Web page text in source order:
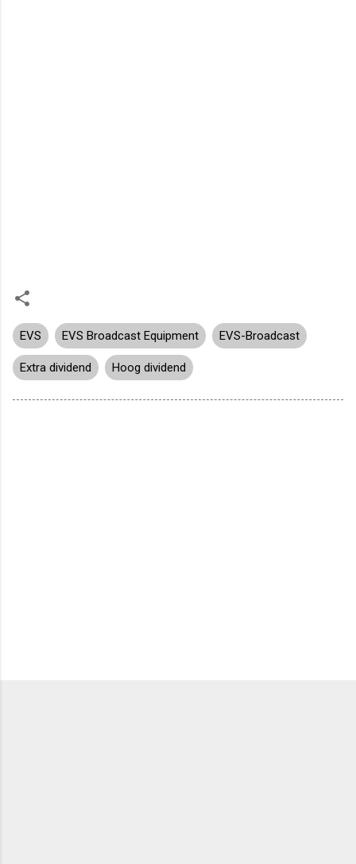
EVS EVS Broadcast Equipment EVS-Broadcast
Extra dividend Hoog dividend